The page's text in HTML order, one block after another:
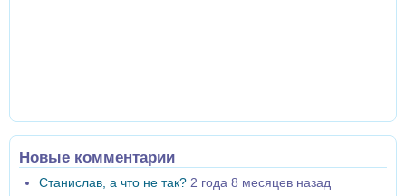
Новые комментарии
Станислав, а что не так? 2 года 8 месяцев назад